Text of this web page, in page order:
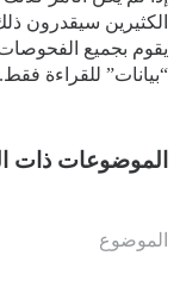
الكثيرين سيقدرون
يقوم بجميع
“بيانات” للقراءة فقط.
الموضوعات ذات
الموضوع